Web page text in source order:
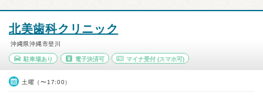
北美歯科クリニック
沖縄県沖縄市登川
駐車場あり 電子決済可 マイナ受付 (スマホ可)
土曜（〜17:00）